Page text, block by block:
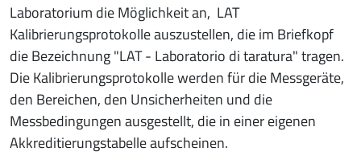
Laboratorium die Möglichkeit an, LAT
Kalibrierungsprotokolle auszustellen, die im Briefkopf
die Bezeichnung "LAT - Laboratorio di taratura" tragen.
Die Kalibrierungsprotokolle werden für die Messgeräte,
den Bereichen, den Unsicherheiten und die
Messbedingungen ausgestellt, die in einer eigenen
Akkreditierungstabelle aufscheinen.